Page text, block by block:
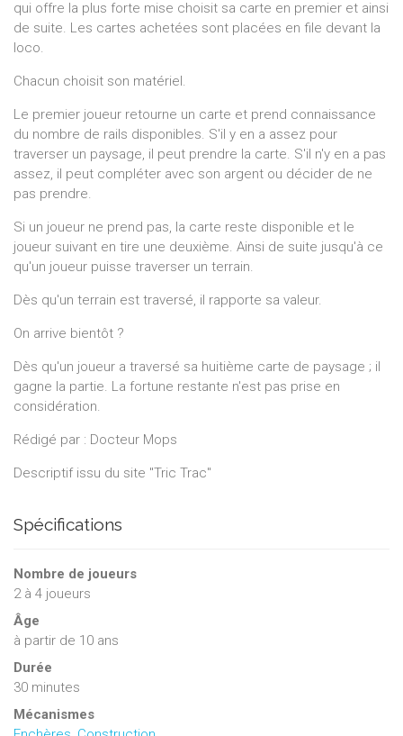
qui offre la plus forte mise choisit sa carte en premier et ainsi
de suite. Les cartes achetées sont placées en file devant la
loco.
Chacun choisit son matériel.
Le premier joueur retourne un carte et prend connaissance
du nombre de rails disponibles. S'il y en a assez pour
traverser un paysage, il peut prendre la carte. S'il n'y en a pas
assez, il peut compléter avec son argent ou décider de ne
pas prendre.
Si un joueur ne prend pas, la carte reste disponible et le
joueur suivant en tire une deuxième. Ainsi de suite jusqu'à ce
qu'un joueur puisse traverser un terrain.
Dès qu'un terrain est traversé, il rapporte sa valeur.
On arrive bientôt ?
Dès qu'un joueur a traversé sa huitième carte de paysage ; il
gagne la partie. La fortune restante n'est pas prise en
considération.
Rédigé par : Docteur Mops
Descriptif issu du site "Tric Trac"
Spécifications
Nombre de joueurs
2à 4 joueurs
Âge
à partir de 10 ans
Durée
30 minutes
Mécanismes